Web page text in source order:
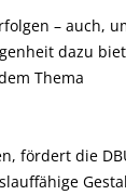
– auch,
dazu
Thema
fördert die